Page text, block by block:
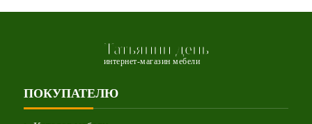
Татьянин день
интернет-магазин мебели
ПОКУПАТЕЛЮ